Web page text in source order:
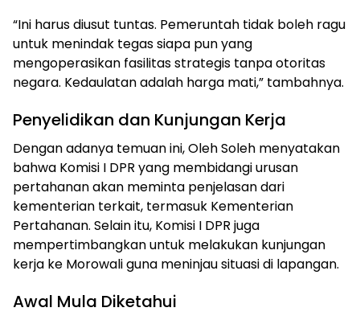
“Ini harus diusut tuntas. Pemeruntah tidak boleh ragu
untuk menindak tegas siapa pun yang
mengoperasikan fasilitas strategis tanpa otoritas
negara. Kedaulatan adalah harga mati,” tambahnya.
Penyelidikan dan Kunjungan Kerja
Dengan adanya temuan ini, Oleh Soleh menyatakan
bahwa Komisi I DPR yang membidangi urusan
pertahanan akan meminta penjelasan dari
kementerian terkait, termasuk Kementerian
Pertahanan. Selain itu, Komisi I DPR juga
mempertimbangkan untuk melakukan kunjungan
kerja ke Morowali guna meninjau situasi di lapangan.
Awal Mula Diketahui